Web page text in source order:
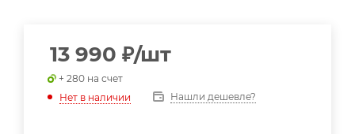
13 990 ₽/шт
+ 280 на счет
Нет в наличии
Нашли дешевле?